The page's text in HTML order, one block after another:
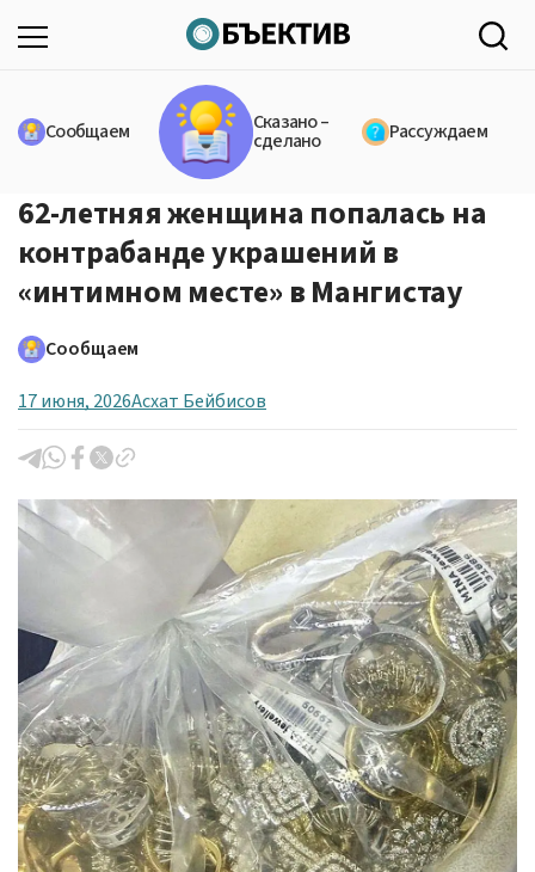
Сообщаем Сказано –
сделано Рассуждаем
62-летняя женщина попалась на
контрабанде украшений в
«интимном месте» в Мангистау
Сообщаем
17 июня, 2026Асхат Бейбисов